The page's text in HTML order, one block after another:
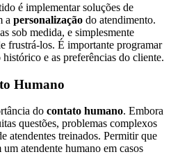
é implementar soluções de
a personalização do atendimento.
sob medida, e simplesmente
frustrá-los. É importante programar
e as preferências do cliente.
Humano
do contato humano. Embora
questões, problemas complexos
atendentes treinados. Permitir que
atendente humano em casos